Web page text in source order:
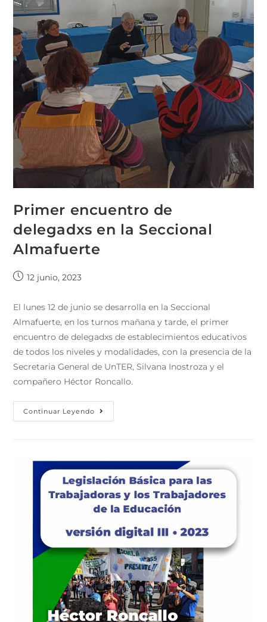
Primer encuentro de
delegadxs en la Seccional
Almafuerte
12 junio, 2023
El lunes 12 de junio se desarrolla en la Seccional
Almafuerte, en los turnos mañana y tarde, el primer
encuentro de delegadxs de establecimientos educativos
de todos los niveles y modalidades, con la presencia de la
Secretaria General de UnTER, Silvana Inostroza y el
compañero Héctor Roncallo.
Continuar Leyendo